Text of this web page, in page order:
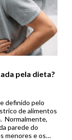
pela dieta?
definido pelo
de alimentos
Normalmente,
parede do
menores e os